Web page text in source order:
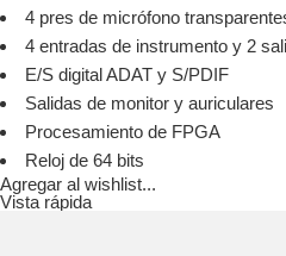
4 pres de micrófono
4 entradas de instrumento y 2
E/S digital ADAT y S/PDIF
Salidas de monitor y auriculares
Procesamiento de FPGA
Reloj de 64 bits
Agregar al wishlist...
Vista rápida